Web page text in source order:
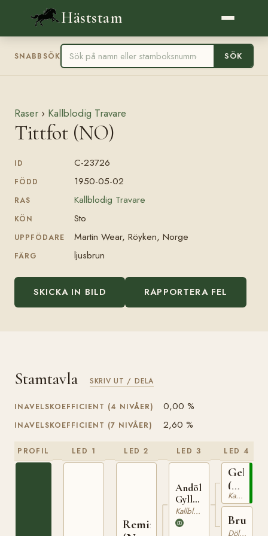
Häststam
SNABBSÖK SÖK
Raser › Kallblodig Travare
Tittfot (NO)
ID C-23726
FÖDD 1950-05-02
RAS Kallblodig Travare
KÖN Sto
UPPFÖDARE Martin Wear, Röyken, Norge
FÄRG ljusbrun
SKICKA IN BILD RAPPORTERA FEL
Stamtavla SKRIV UT / DELA
INAVELSKOEFFICIENT (4 NIVÅER) 0,00 %
INAVELSKOEFFICIENT (7 NIVÅER) 2,60 %
PROFIL LED 1 LED 2
Remin
LED 3
Andöl
Gyller
(NO)
T-76
Kallblodig Travare
LED 4
Gelmin
(NO)
T-
73
Kallblodig Travare
Bruna
Dölehäst